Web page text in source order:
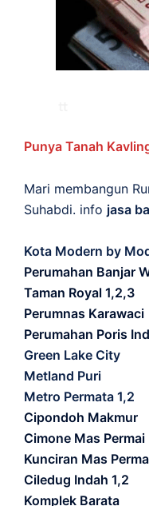
Punya Tanah
Mari membangun
Suhabdi. info jasa
Kota Modern by
Perumahan Banjar
Taman Royal 1,2,3
Perumnas Karawaci
Perumahan Poris
Green Lake City
Metland Puri
Metro Permata 1,2
Cipondoh Makmur
Cimone Mas Permai
Kunciran Mas
Ciledug Indah 1,2
Komplek Barata